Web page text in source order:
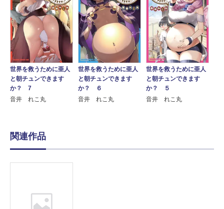
世界を救うために亜人
と朝チュンできます
か？ 7
音井 れこ丸
世界を救うために亜人
と朝チュンできます
か？ ６
音井 れこ丸
世界を救うために亜人
と朝チュンできます
か？ ５
音井 れこ丸
関連作品